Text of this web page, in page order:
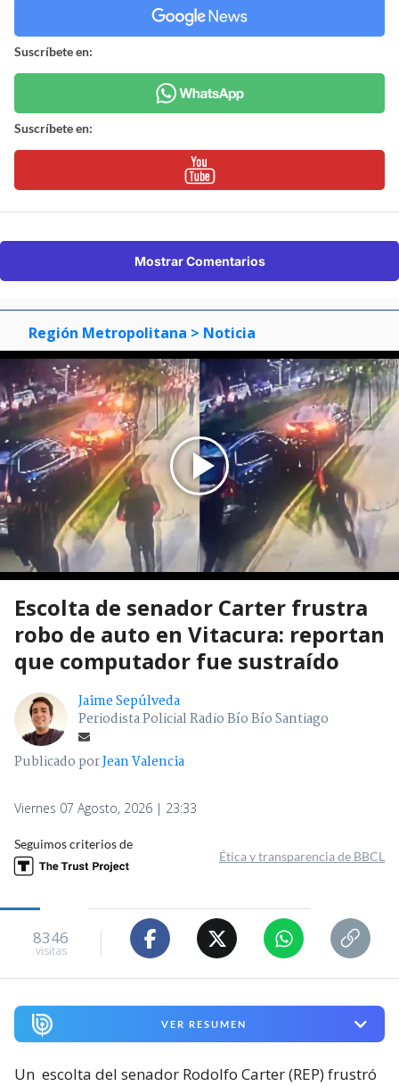
Suscríbete en:
Suscríbete en:
Mostrar Comentarios
Región Metropolitana > Noticia
Escolta de senador Carter frustra
robo de auto en Vitacura: reportan
que computador fue sustraído
Jaime Sepúlveda
Periodista Policial Radio Bío Bío Santiago
Publicado porJean Valencia
Viernes 07 Agosto, 2026 | 23:33
Seguimos criterios de
Ética y transparencia de BBCL
8346
visitas
VER RESUMEN
Un escolta del senador Rodolfo Carter (REP) frustró